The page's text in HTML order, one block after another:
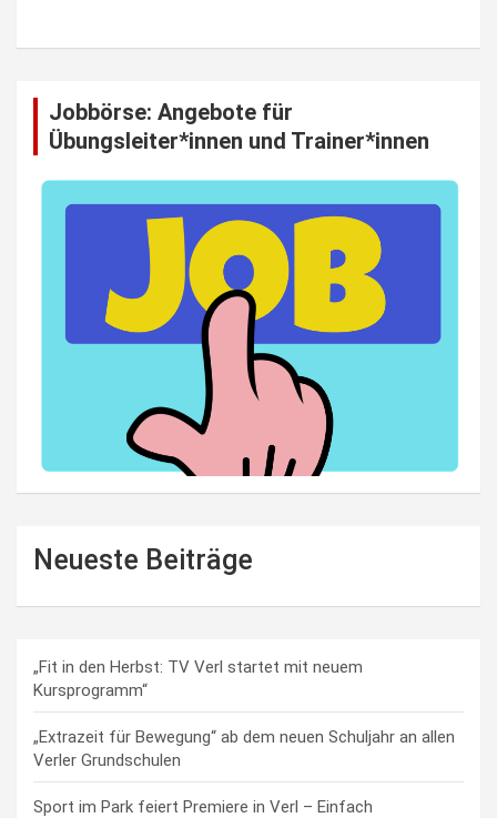
Jobbörse: Angebote für
Übungsleiter*innen und Trainer*innen
Neueste Beiträge
„Fit in den Herbst: TV Verl startet mit neuem
Kursprogramm“
„Extrazeit für Bewegung“ ab dem neuen Schuljahr an allen
Verler Grundschulen
Sport im Park feiert Premiere in Verl – Einfach